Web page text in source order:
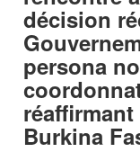
décision
persona
réaffirmant
Burkina